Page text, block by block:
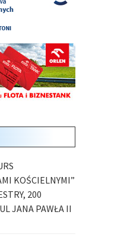
KOŚCIELNYMI”
200
JANA PAWŁA II